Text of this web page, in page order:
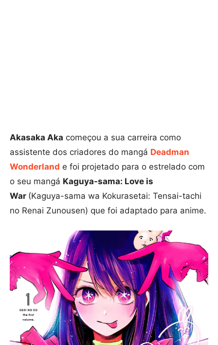
Akasaka Aka começou a sua carreira como
assistente dos criadores do mangá Deadman
Wonderland e foi projetado para o estrelado com
o seu mangá Kaguya-sama: Love is
War (Kaguya-sama wa Kokurasetai: Tensai-tachi
no Renai Zunousen) que foi adaptado para anime.